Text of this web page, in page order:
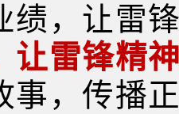
绩，让雷
让雷锋精
事，传播